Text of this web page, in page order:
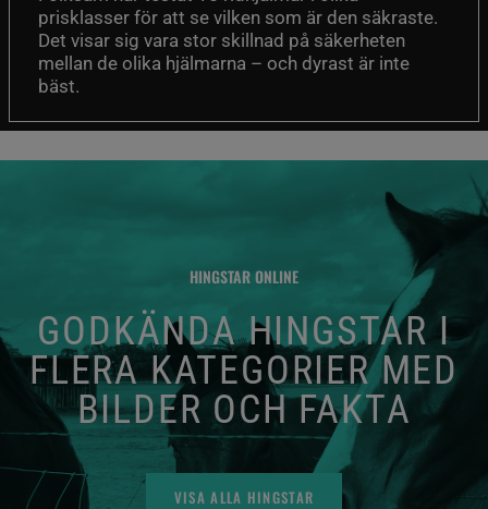
prisklasser för att se vilken som är den säkraste.
Det visar sig vara stor skillnad på säkerheten
mellan de olika hjälmarna – och dyrast är inte
bäst.
HINGSTAR ONLINE
GODKÄNDA HINGSTAR I
FLERA KATEGORIER MED
BILDER OCH FAKTA
VISA ALLA HINGSTAR